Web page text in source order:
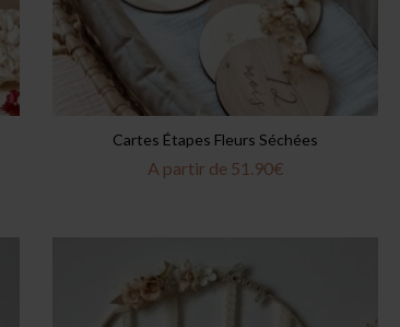
Cartes Étapes Fleurs Séchées
A partir de 51.90€